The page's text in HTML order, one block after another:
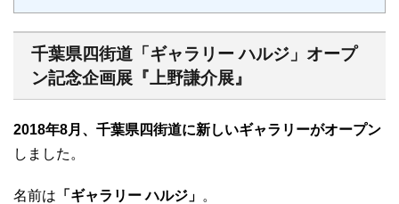
千葉県四街道「ギャラリー ハルジ」オープ
ン記念企画展『上野謙介展』
2018年8月、千葉県四街道に新しいギャラリーがオープン
しました。
名前は 「ギャラリー ハルジ」 。